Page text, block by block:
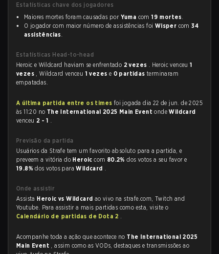
Estatísticas chave dos jogadores
Maiores mortes foram causadas por Yuma com19 mortes.
O jogador com maior número de assistências foi Wisper com34
assistências.
Estatísticas Head-to-head
Heroic e Wildcard haviam se enfrentado 2 vezes . Heroic venceu1
vezes , Wildcard venceu 1 vezes e 0 partidasterminaram
empatadas.
A última partida entre os times foi jogada dia 22 de jun. de 2025
às 11:20 no The International 2025 Main EventondeWildcard
venceu 2 - 1 .
Previsão da partida
Usuários da Strafe tem um favorito absoluto para a partida, e
preveem a vitória do Heroiccom 80.2%dos votos a seu favor e
19.8%dos votos paraWildcard .
Onde assistir
Assista Heroic vs Wildcard ao vivo na strafe.com, Twitch and
Youtube. Para assistir a mais partidas como esta, visite o
Calendário de partidas de Dota 2 .
Acompanhe toda a ação que acontece no The International 2025
Main Event , assim como as VODs, destaques e transmissões ao